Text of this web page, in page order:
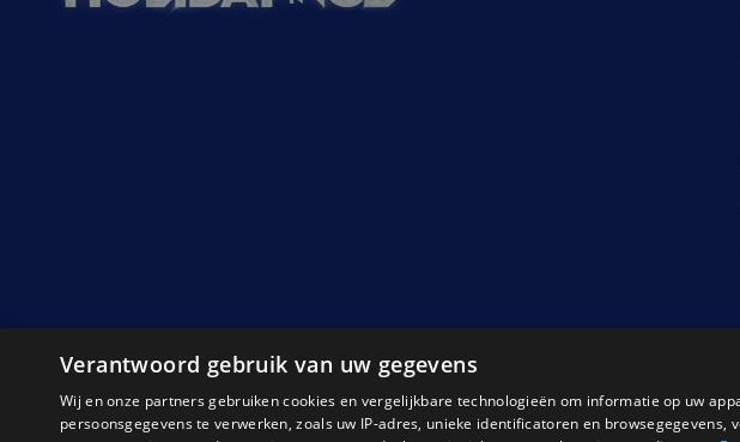
© Holiday on Ice 2025 – Designed, built and managed by Dewynters Ltd
Verantwoord gebruik van uw gegevens
Wij en onze partners gebruiken cookies en vergelijkbare technologieën om informatie op uw
persoonsgegevens te verwerken, zoals uw IP-adres, unieke identificatoren en